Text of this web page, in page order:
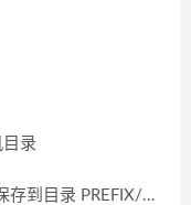
录
存到目录 PREFIX/…